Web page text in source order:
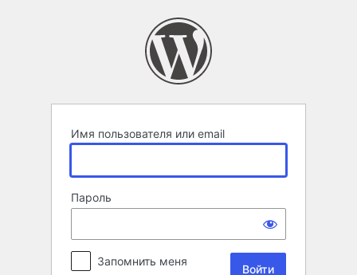
Имя пользователя или email
Пароль
Запомнить меня